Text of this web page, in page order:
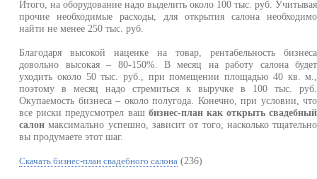
Итого, на оборудование надо выделить около 100 тыс. руб. Учитывая
прочие необходимые расходы, для открытия салона необходимо
найти не менее 250 тыс. руб.
Благодаря высокой наценке на товар, рентабельность бизнеса
довольно высокая – 80-150%. В месяц на работу салона будет
уходить около 50 тыс. руб., при помещении площадью 40 кв. м.,
поэтому в месяц надо стремиться к выручке в 100 тыс. руб.
Окупаемость бизнеса – около полугода. Конечно, при условии, что
все риски предусмотрел ваш бизнес-план как открыть свадебный
салон максимально успешно, зависит от того, насколько тщательно
вы продумаете этот шаг.
Скачать бизнес-план свадебного салона (236)